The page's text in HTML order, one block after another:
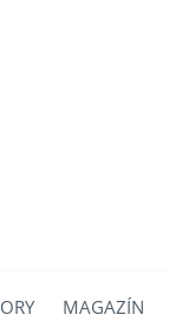
MAGAZÍN